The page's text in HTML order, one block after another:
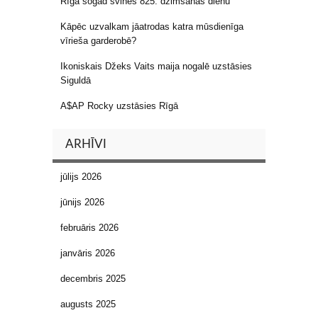
Kāpēc uzvalkam jāatrodas katra mūsdienīga
vīrieša garderobē?
Ikoniskais Džeks Vaits maija nogalē uzstāsies
Siguldā
A$AP Rocky uzstāsies Rīgā
ARHĪVI
jūlijs 2026
jūnijs 2026
februāris 2026
janvāris 2026
decembris 2025
augusts 2025